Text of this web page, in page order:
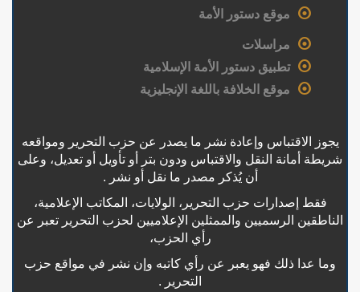
موقع دستور الأمة
مراسلات
تطبيق دستور الأمة الإسلامية
موقع الخلافة باللغة الإنجليزية
يجوز الاقتباس وإعادة نشر ما يصدر عن حزب التحرير ومواقعه
شريطة أمانة النقل والاقتباس ودون بتر أو تأويل أو تعديل، وعلى
أن يُذكر مصدر ما نقل أو نشر .
فقط إصدارات حزب التحرير، الولايات، المكاتب الإعلامية،
الناطقين الرسميين والممثلين الإعلاميين لحزب التحرير تعبر عن
رأي الحزب،
وما عدا ذلك فهو يعبر عن رأي كاتبه وإن نشر في مواقع حزب
التحرير .